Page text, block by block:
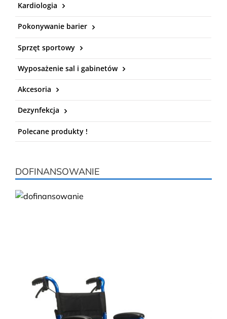
Kardiologia
Pokonywanie barier
Sprzęt sportowy
Wyposażenie sal i gabinetów
Akcesoria
Dezynfekcja
Polecane produkty !
DOFINANSOWANIE